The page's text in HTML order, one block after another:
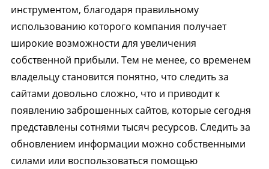
инструментом, благодаря правильному
использованию которого компания получает
широкие возможности для увеличения
собственной прибыли. Тем не менее, со временем
владельцу становится понятно, что следить за
сайтами довольно сложно, что и приводит к
появлению заброшенных сайтов, которые сегодня
представлены сотнями тысяч ресурсов. Следить за
обновлением информации можно собственными
силами или воспользоваться помощью